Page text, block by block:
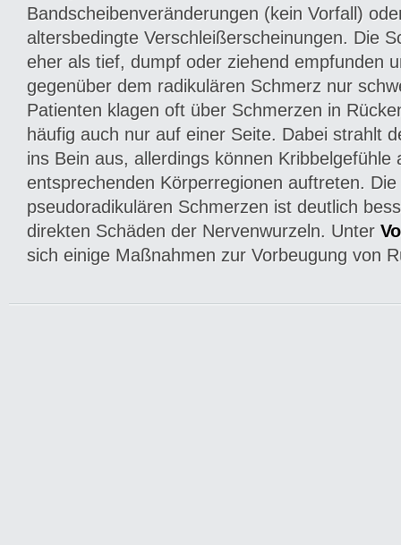
Bandscheibenveränderungen (kein Vorfall)
altersbedingte Verschleißerscheinungen. Die
eher als tief, dumpf oder ziehend empfunden
gegenüber dem radikulären Schmerz nur
Patienten klagen oft über Schmerzen in
häufig auch nur auf einer Seite. Dabei strahlt
ins Bein aus, allerdings können Kribbelgefühle
entsprechenden Körperregionen auftreten.
pseudoradikulären Schmerzen ist deutlich
direkten Schäden der Nervenwurzeln. Unter
sich einige Maßnahmen zur Vorbeugung von